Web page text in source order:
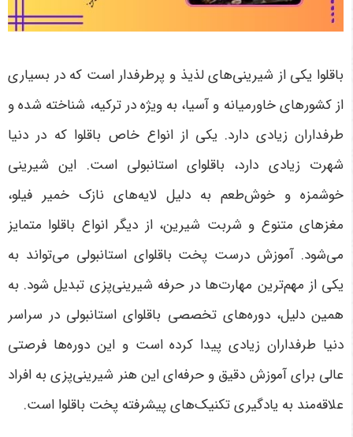
باقلوا یکی از شیرینی‌های لذیذ و پرطرفدار است که در بسیاری
از کشورهای خاورمیانه و آسیا، به ویژه در ترکیه، شناخته شده و
طرفداران زیادی دارد. یکی از انواع خاص باقلوا که در دنیا
شهرت زیادی دارد، باقلوای استانبولی است. این شیرینی
خوشمزه و خوش‌طعم به دلیل لایه‌های نازک خمیر فیلو،
مغزهای متنوع و شربت شیرین، از دیگر انواع باقلوا متمایز
می‌شود. آموزش درست پخت باقلوای استانبولی می‌تواند به
یکی از مهم‌ترین مهارت‌ها در حرفه شیرینی‌پزی تبدیل شود. به
همین دلیل، دوره‌های تخصصی باقلوای استانبولی در سراسر
دنیا طرفداران زیادی پیدا کرده است و این دوره‌ها فرصتی
عالی برای آموزش دقیق و حرفه‌ای این هنر شیرینی‌پزی به افراد
علاقه‌مند به یادگیری تکنیک‌های پیشرفته پخت باقلوا است.